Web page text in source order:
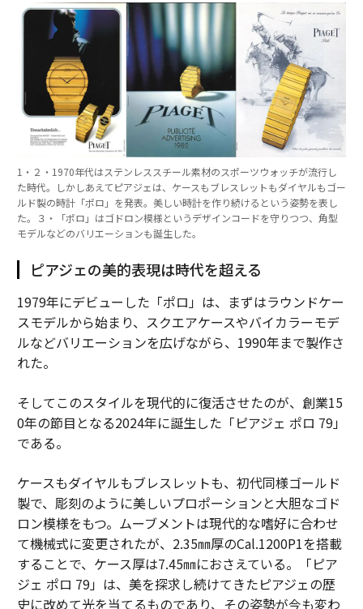
1・２・1970年代はステンレススチール素材のスポーツウォッチが流行し
た時代。しかしあえてピアジェは、ケースもブレスレットもダイヤルもゴー
ルド製の時計「ポロ」を発表。美しい時計を作り続けるという姿勢を表し
た。３・「ポロ」はゴドロン模様というデザインコードを守りつつ、角型
モデルなどのバリエーションも誕生した。
ピアジェの美的表現は時代を超える
1979年にデビューした「ポロ」は、まずはラウンドケー
スモデルから始まり、スクエアケースやバイカラーモデ
ルなどバリエーションを広げながら、1990年まで製作さ
れた。
そしてこのスタイルを現代的に復活させたのが、創業15
0年の節目となる2024年に誕生した「ピアジェ ポロ 79」
である。
ケースもダイヤルもブレスレットも、初代同様ゴールド
製で、彫刻のように美しいプロポーションと大胆なゴド
ロン模様をもつ。ムーブメントは現代的な嗜好に合わせ
て機械式に変更されたが、2.35㎜厚のCal.1200P1を搭載
することで、ケース厚は7.45㎜におさえている。「ピア
ジェ ポロ 79」は、美を探求し続けてきたピアジェの歴
史に改めて光を当てるものであり、その姿勢が今も変わ